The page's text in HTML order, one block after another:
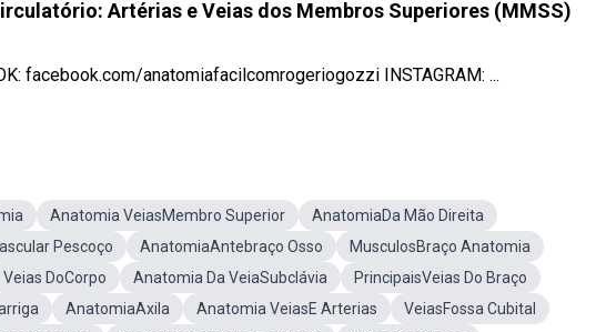
Artérias e Veias dos Membros Superiores (MMSS)
facebook.com/anatomiafacilcomrogeriogozzi INSTAGRAM: ...
Anatomia VeiasMembro Superior
AnatomiaDa Mão Direita
Pescoço AnatomiaAntebraço Osso
MusculosBraço Anatomia
Veias DoCorpo Anatomia Da VeiaSubclávia
PrincipaisVeias Do Braço
AnatomiaAxila Anatomia VeiasE Arterias
VeiasFossa Cubital